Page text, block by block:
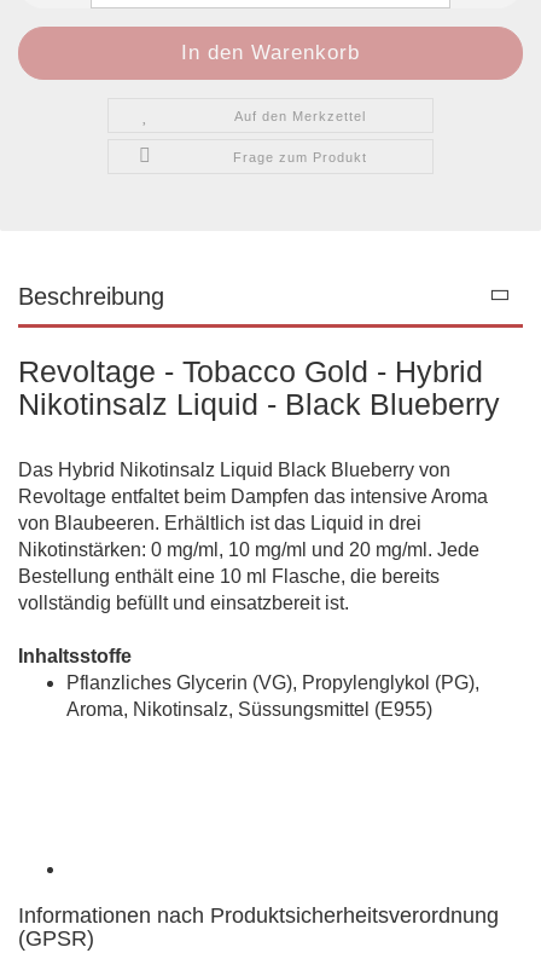
Auf den Merkzettel
Frage zum Produkt
Beschreibung
Revoltage - Tobacco Gold - Hybrid
Nikotinsalz Liquid - Black Blueberry
Das Hybrid Nikotinsalz Liquid Black Blueberry von
Revoltage entfaltet beim Dampfen das intensive Aroma
von Blaubeeren. Erhältlich ist das Liquid in drei
Nikotinstärken: 0 mg/ml, 10 mg/ml und 20 mg/ml. Jede
Bestellung enthält eine 10 ml Flasche, die bereits
vollständig befüllt und einsatzbereit ist.
Inhaltsstoffe
Pflanzliches Glycerin (VG), Propylenglykol (PG),
Aroma, Nikotinsalz, Süssungsmittel (E955)
Informationen nach Produktsicherheitsverordnung
(GPSR)